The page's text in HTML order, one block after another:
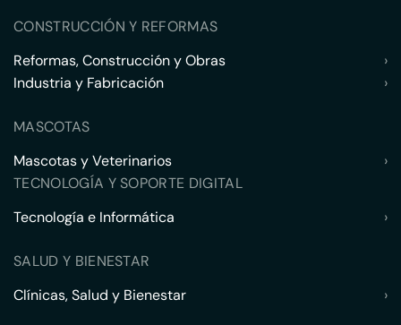
CONSTRUCCIÓN Y REFORMAS
Reformas, Construcción y Obras
›
Industria y Fabricación
›
MASCOTAS
Mascotas y Veterinarios
›
TECNOLOGÍA Y SOPORTE DIGITAL
Tecnología e Informática
›
SALUD Y BIENESTAR
Clínicas, Salud y Bienestar
›